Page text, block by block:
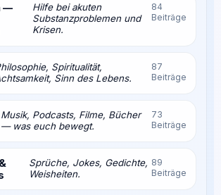
—
Hilfe bei akuten
Substanzproblemen und
Krisen.
84
Beiträge
Spiritualität,
Sinn des Lebens.
87
Beiträge
Musik, Podcasts, Filme, Bücher
— was euch bewegt.
73
Beiträge
Sprüche, Jokes, Gedichte,
Weisheiten.
89
Beiträge